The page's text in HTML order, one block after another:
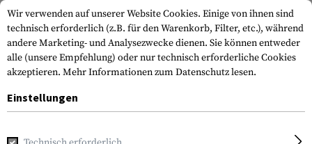
Home Waffenzubehör Kabelmanagement
Wir verwenden auf unserer Website Cookies. Einige von ihnen sind
technisch erforderlich (z.B. für den Warenkorb, Filter, etc.), während
andere Marketing- und Analysezwecke dienen. Sie können entweder
alle (unsere Empfehlung) oder nur technisch erforderliche Cookies
akzeptieren. Mehr Informationen zum Datenschutz lesen.
Einstellungen